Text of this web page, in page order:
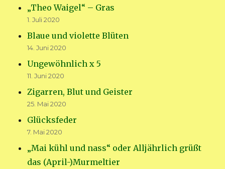
„Theo Waigel“ – Gras
1. Juli 2020
Blaue und violette Blüten
14. Juni 2020
Ungewöhnlich x 5
11. Juni 2020
Zigarren, Blut und Geister
25. Mai 2020
Glücksfeder
7. Mai 2020
„Mai kühl und nass“ oder Alljährlich grüßt
das (April-)Murmeltier